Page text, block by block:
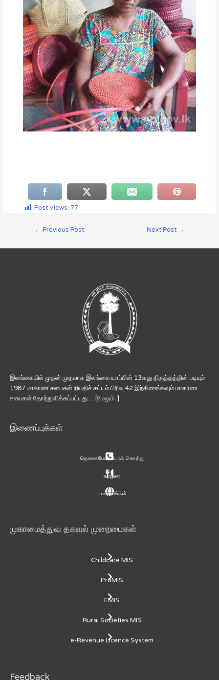
Post Views: 77
← Previous Post Next Post →
இலங்கையில் முதன் முதலாக இலங்கை யாப்பின் 13வது திருத்தத்தின் படியும்
1987 மாகாண சபைகள் நியதிச் சட்டம் பிரிவு 42 இற்கிணங்கவும் மாகாண
சபைகள் தோற்றுவிக்கப்பட்டது… [மேலும்..]
இணைப்புக்கள்
தொலைபேசி விபரக் கொத்து
சுற்றுலா
வரைபடங்கள்
முகாமைத்துவ தகவல் முறைமைகள்
Childcare MIS
ProMIS
EMIS
Rural Societies MIS
e-Revenue Licence System
Feedback